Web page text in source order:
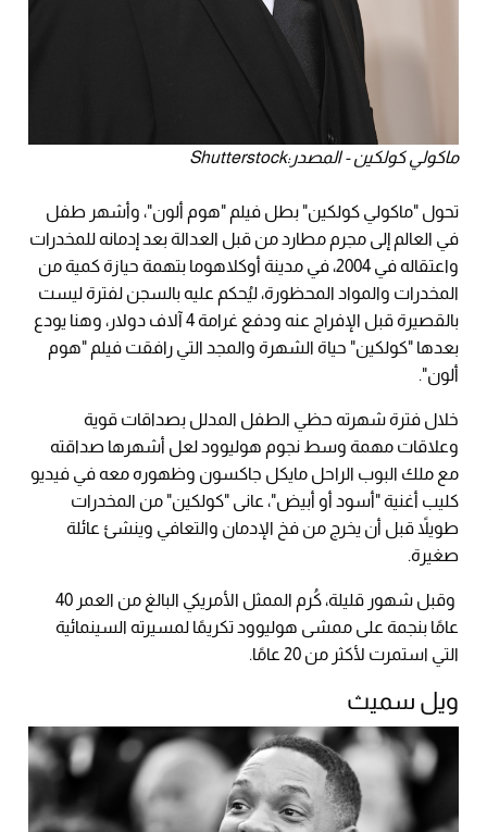
ماكولي كولكين - المصدر:Shutterstock
تحول "ماكولي كولكين" بطل فيلم "هوم ألون"، وأشهر طفل
في العالم إلى مجرم مطارد من قبل العدالة بعد إدمانه للمخدرات
واعتقاله في 2004، في مدينة أوكلاهوما بتهمة حيازة كمية من
المخدرات والمواد المحظورة، ليُحكم عليه بالسجن لفترة ليست
بالقصيرة قبل الإفراج عنه ودفع غرامة 4 آلاف دولار، وهنا يودع
بعدها "كولكين" حياة الشهرة والمجد التي رافقت فيلم "هوم
ألون".
خلال فترة شهرته حظي الطفل المدلل بصداقات قوية
وعلاقات مهمة وسط نجوم هوليوود لعل أشهرها صداقته
مع ملك البوب الراحل مايكل جاكسون وظهوره معه في فيديو
كليب أغنية "أسود أو أبيض"، عانى "كولكين" من المخدرات
طويلاً قبل أن يخرج من فخ الإدمان والتعافي وينشئ عائلة
صغيرة.
وقبل شهور قليلة، كُرم الممثل الأمريكي البالغ من العمر 40
عامًا بنجمة على ممشى هوليوود تكريمًا لمسيرته السينمائية
التي استمرت لأكثر من 20 عامًا.
ويل سميث